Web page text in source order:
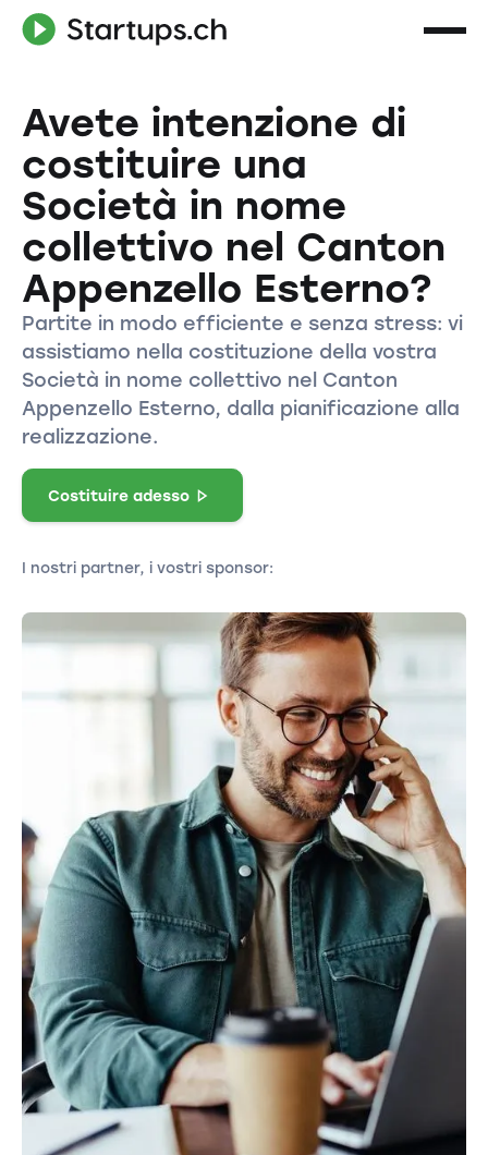
Avete intenzione di
costituire una
Società in nome
collettivo nel Canton
Appenzello Esterno?
Partite in modo efficiente e senza stress: vi
assistiamo nella costituzione della vostra
Società in nome collettivo nel Canton
Appenzello Esterno, dalla pianificazione alla
realizzazione.
Costituire adesso
I nostri partner, i vostri sponsor: